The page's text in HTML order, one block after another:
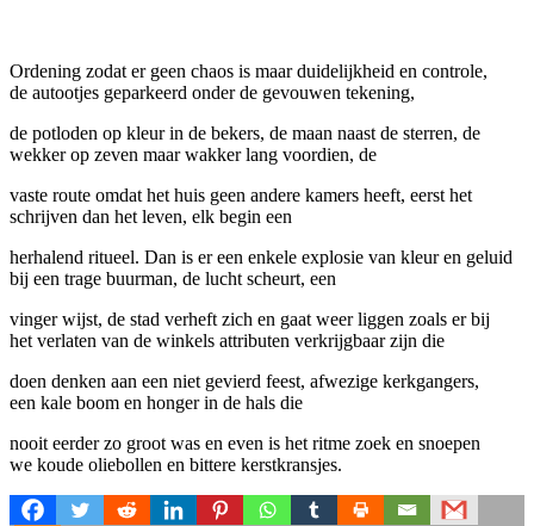
Ordening zodat er geen chaos is maar duidelijkheid en controle,
de autootjes geparkeerd onder de gevouwen tekening,
de potloden op kleur in de bekers, de maan naast de sterren, de
wekker op zeven maar wakker lang voordien, de
vaste route omdat het huis geen andere kamers heeft, eerst het
schrijven dan het leven, elk begin een
herhalend ritueel. Dan is er een enkele explosie van kleur en geluid
bij een trage buurman, de lucht scheurt, een
vinger wijst, de stad verheft zich en gaat weer liggen zoals er bij
het verlaten van de winkels attributen verkrijgbaar zijn die
doen denken aan een niet gevierd feest, afwezige kerkgangers,
een kale boom en honger in de hals die
nooit eerder zo groot was en even is het ritme zoek en snoepen
we koude oliebollen en bittere kerstkransjes.